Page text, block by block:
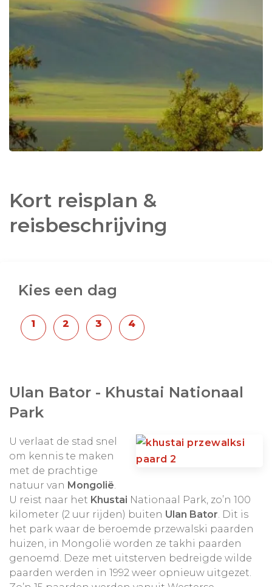
Kort reisplan &
reisbeschrijving
Kies een dag
Ulan Bator - Khustai Nationaal
Park
U verlaat de stad snel
om kennis te maken
met de prachtige
natuur van Mongolië.
U reist naar het Khustai Nationaal Park, zo’n 100
kilometer (2 uur rijden) buiten Ulan Bator. Dit is
het park waar de beroemde przewalski paarden
huizen, in Mongolië worden ze takhi paarden
genoemd. Deze met uitsterven bedreigde wilde
paarden werden in 1992 weer opnieuw uitgezet.